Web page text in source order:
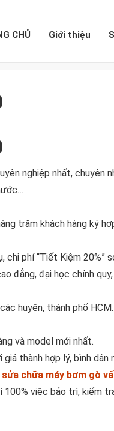
CHỦ Giới thiệu
nghiệp nhất, chuyên
trăm khách hàng ký
phí “Tiết Kiệm 20%”
đẳng, đại học chính
huyện, thành phố
và model mới nhất.
thành hợp lý, bình dân
sửa chữa máy bơm gò
việc bảo trì, kiểm